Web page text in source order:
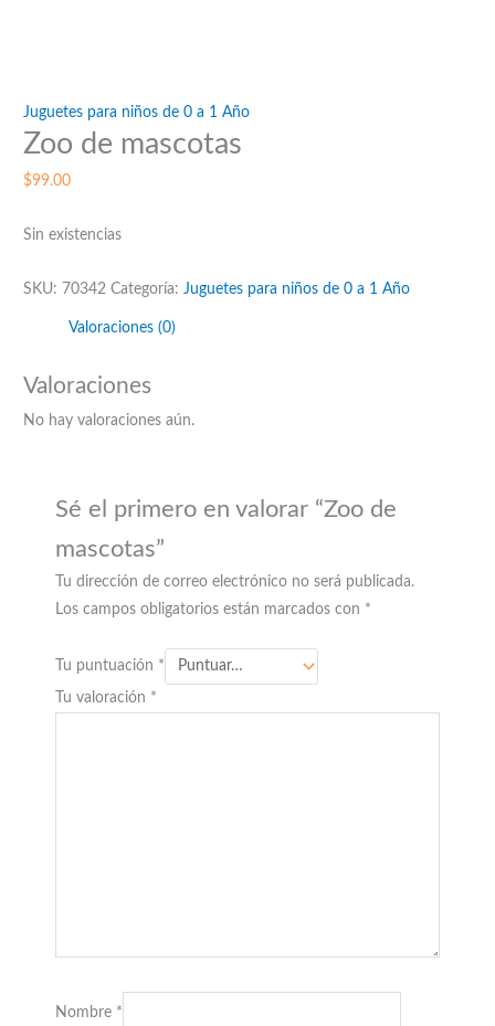
Juguetes para niños de 0 a 1 Año
Zoo de mascotas
$99.00
Sin existencias
SKU: 70342 Categoría:Juguetes para niños de 0 a 1 Año
Valoraciones (0)
Valoraciones
No hay valoraciones aún.
Sé el primero en valorar “Zoo de
mascotas”
Tu dirección de correo electrónico no será publicada.
Los campos obligatorios están marcados con *
Tu puntuación *
Tu valoración *
Nombre *